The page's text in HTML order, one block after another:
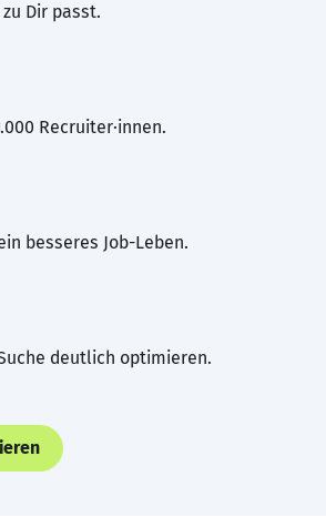
Dir passt.
Recruiter·innen.
besseres Job-Leben.
deutlich optimieren.